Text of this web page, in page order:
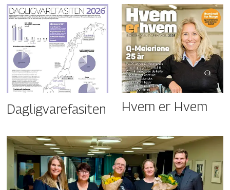
Dagligvarefasiten Hvem er Hvem